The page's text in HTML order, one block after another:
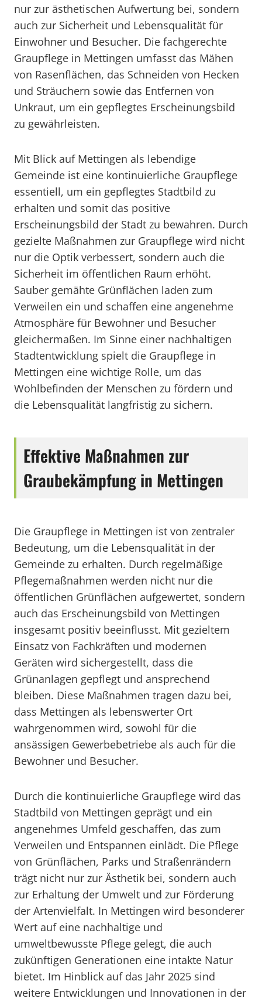
nur zur ästhetischen Aufwertung bei, sondern
auch zur Sicherheit und Lebensqualität für
Einwohner und Besucher. Die fachgerechte
Graupflege in Mettingen umfasst das Mähen
von Rasenflächen, das Schneiden von Hecken
und Sträuchern sowie das Entfernen von
Unkraut, um ein gepflegtes Erscheinungsbild
zu gewährleisten.
Mit Blick auf Mettingen als lebendige
Gemeinde ist eine kontinuierliche Graupflege
essentiell, um ein gepflegtes Stadtbild zu
erhalten und somit das positive
Erscheinungsbild der Stadt zu bewahren. Durch
gezielte Maßnahmen zur Graupflege wird nicht
nur die Optik verbessert, sondern auch die
Sicherheit im öffentlichen Raum erhöht.
Sauber gemähte Grünflächen laden zum
Verweilen ein und schaffen eine angenehme
Atmosphäre für Bewohner und Besucher
gleichermaßen. Im Sinne einer nachhaltigen
Stadtentwicklung spielt die Graupflege in
Mettingen eine wichtige Rolle, um das
Wohlbefinden der Menschen zu fördern und
die Lebensqualität langfristig zu sichern.
Effektive Maßnahmen zur
Graubekämpfung in Mettingen
Die Graupflege in Mettingen ist von zentraler
Bedeutung, um die Lebensqualität in der
Gemeinde zu erhalten. Durch regelmäßige
Pflegemaßnahmen werden nicht nur die
öffentlichen Grünflächen aufgewertet, sondern
auch das Erscheinungsbild von Mettingen
insgesamt positiv beeinflusst. Mit gezieltem
Einsatz von Fachkräften und modernen
Geräten wird sichergestellt, dass die
Grünanlagen gepflegt und ansprechend
bleiben. Diese Maßnahmen tragen dazu bei,
dass Mettingen als lebenswerter Ort
wahrgenommen wird, sowohl für die
ansässigen Gewerbebetriebe als auch für die
Bewohner und Besucher.
Durch die kontinuierliche Graupflege wird das
Stadtbild von Mettingen geprägt und ein
angenehmes Umfeld geschaffen, das zum
Verweilen und Entspannen einlädt. Die Pflege
von Grünflächen, Parks und Straßenrändern
trägt nicht nur zur Ästhetik bei, sondern auch
zur Erhaltung der Umwelt und zur Förderung
der Artenvielfalt. In Mettingen wird besonderer
Wert auf eine nachhaltige und
umweltbewusste Pflege gelegt, die auch
zukünftigen Generationen eine intakte Natur
bietet. Im Hinblick auf das Jahr 2025 sind
weitere Entwicklungen und Innovationen in der